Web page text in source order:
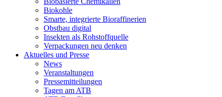
Biokohle
Smarte, integrierte Bioraffinerien
Obstbau digital
Insekten als Rohstoffquelle
Verpackungen neu denken
Aktuelles und Presse
News
Veranstaltungen
Pressemitteilungen
Tagen am ATB